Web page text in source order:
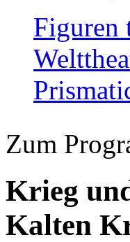
Figuren
Zum
Krieg
Kalten